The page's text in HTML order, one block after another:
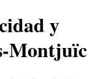
y
Montjuïc